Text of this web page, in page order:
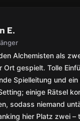
E.
Alchemisten als
Ort gespielt. Tolle
Spielleitung und ein
einige Rätsel
sodass niemand
hier Platz zwei –